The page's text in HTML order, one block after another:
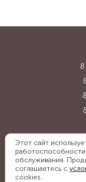
ул.
Этот сайт
работоспособности
обслуживания.
соглашаетесь с
cookies.